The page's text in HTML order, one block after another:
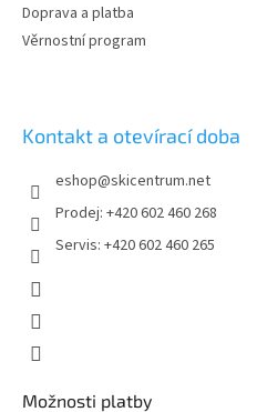
Doprava a platba
Věrnostní program
Kontakt a otevírací doba
eshop@skicentrum.net
Prodej: +420 602 460 268
Servis: +420 602 460 265
Možnosti platby